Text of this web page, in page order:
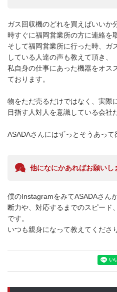
ガス回収機のどれを買えばいいか
時すぐに福岡営業所の方に連絡を
そして福岡営業所に行った時、ガ
している人達の声も教えて頂き、
私自身の仕事にあった機器をオス
ております。
物をただ売るだけではなく、実際
目指す人対人を意識している会社
他になにかあればお願いし
僕のInstagramをみてASADAさん
断力や、対応するまでのスピード
です。
いつも親身になって教えてくださ